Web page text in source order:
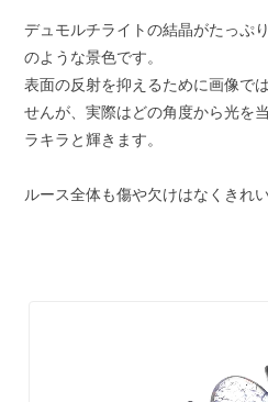
デュモルチライトの結晶がたっぷ
のような景色です。
表面の反射を抑えるために画像で
せんが、実際はどの角度から光を
ラキラと輝きます。
ルース全体も傷や欠けはなくきれ